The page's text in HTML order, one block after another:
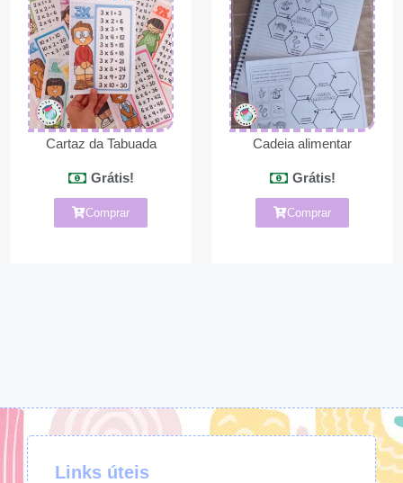
Cartaz da Tabuada
Grátis!
Comprar
Cadeia alimentar
Grátis!
Comprar
Links úteis